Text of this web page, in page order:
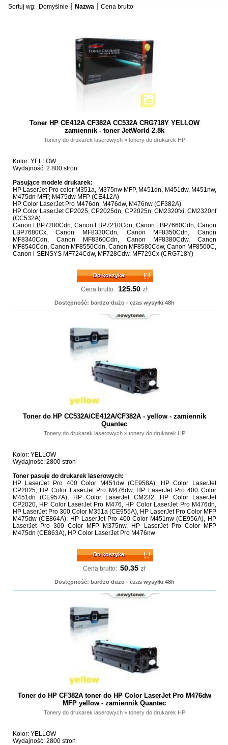
Sortuj wg: Domyślnie Nazwa Cena brutto
Toner HP CE412A CF382A CC532A CRG718Y YELLOW
zamiennik - toner JetWorld 2.8k
Tonery do drukarek laserowych» tonery do drukarek HP
Kolor: YELLOW
Wydajność: 2 800 stron
Pasujące modele drukarek:
HP LaserJet Pro color M351a, M375nw MFP, M451dn, M451dw, M451nw,
M475dn MFP, M475dw MFP (CE412A)
HP Color LaserJet Pro M476dn, M476dw, M476nw (CF382A)
HP Color LaserJet CP2025, CP2025dn, CP2025n, CM2320fxi, CM2320nf
(CC532A)
Canon LBP7200Cdn, Canon LBP7210Cdn, Canon LBP7660Cdn, Canon
LBP7680Cx, Canon MF8330Cdn, Canon MF8350Cdn, Canon
MF8340Cdn, Canon MF8360Cdn, Canon MF8380Cdw, Canon
MF8540Cdn, Canon MF8550Cdn, Canon MF8580Cdw, Canon MF8500C,
Canon i-SENSYS MF724Cdw, MF728Cdw, MF729Cx (CRG718Y)
Do koszyka
Cena brutto: 125.50 zł
Dostępność: bardzo dużo - czas wysyłki 48h
Toner do HP CC532A/CE412A/CF382A - yellow - zamiennik
Quantec
Tonery do drukarek laserowych» tonery do drukarek HP
Kolor: YELLOW
Wydajność: 2800 stron
Toner pasuje do drukarek laserowych:
HP LaserJet Pro 400 Color M451dw (CE958A), HP Color LaserJet
CP2025, HP Color LaserJet Pro M476dw, HP LaserJet Pro 400 Color
M451dn (CE957A), HP Color LaserJet CM232, HP Color LaserJet
CP2020, HP Color LaserJet Pro M476, HP Color LaserJet Pro M476dn,
HP LaserJet Pro 300 Color M351a (CE955A), HP LaserJet Pro Color MFP
M475dw (CE864A), HP LaserJet Pro 400 Color M451nw (CE956A), HP
LaserJet Pro 300 Color MFP M375nw, HP LaserJet Pro Color MFP
M475dn (CE863A), HP Color LaserJet Pro M476nw
Do koszyka
Cena brutto: 50.35 zł
Dostępność: bardzo dużo - czas wysyłki 48h
Toner do HP CF382A toner do HP Color LaserJet Pro M476dw
MFP yellow - zamiennik Quantec
Tonery do drukarek laserowych» tonery do drukarek HP
Kolor: YELLOW
Wydajność: 2800 stron